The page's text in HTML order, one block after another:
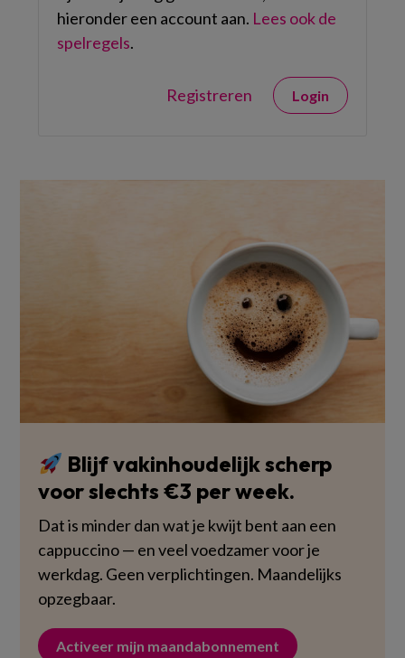
hieronder een account aan. Lees ook de
spelregels.
Registreren Login
Blijf vakinhoudelijk scherp
voor slechts €3 per week.
Dat is minder dan wat je kwijt bent aan een
cappuccino — en veel voedzamer voor je
werkdag. Geen verplichtingen. Maandelijks
opzegbaar.
Activeer mijn maandabonnement